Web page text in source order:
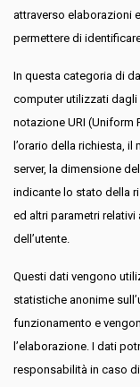
attraverso elaborazioni
permettere di
In questa categoria di
computer utilizzati
notazione URI (Uniform
l’orario della richiesta,
server, la dimensione
indicante lo stato della
ed altri parametri
dell’utente.
Questi dati vengono
statistiche anonime
funzionamento e
l’elaborazione. I dati
responsabilità in caso